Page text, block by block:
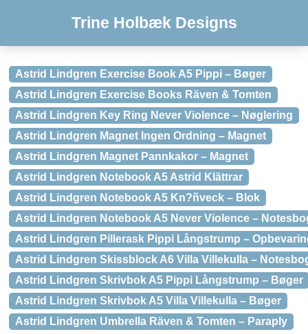
Trine Holbæk Designs
Astrid Lindgren Exercise Book A5 Pippi – Bøger
Astrid Lindgren Exercise Books Räven & Tomten
Astrid Lindgren Key Ring Never Violence – Nøglering
Astrid Lindgren Magnet Ingen Ordning – Magnet
Astrid Lindgren Magnet Pannkakor – Magnet
Astrid Lindgren Notebook A5 Astrid Klättrar
Astrid Lindgren Notebook A5 Kn?ñveck – Blok
Astrid Lindgren Notebook A5 Never Violence –
Astrid Lindgren Pillerask Pippi Långstrump –
Astrid Lindgren Skissblock A6 Villa Villekulla –
Astrid Lindgren Skrivbok A5 Pippi Långstrump – Bøger
Astrid Lindgren Skrivbok A5 Villa Villekulla – Bøger
Astrid Lindgren Umbrella Räven & Tomten – Paraply